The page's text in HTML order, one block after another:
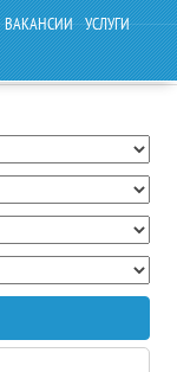
ВАКАНСИИ УСЛУГИ